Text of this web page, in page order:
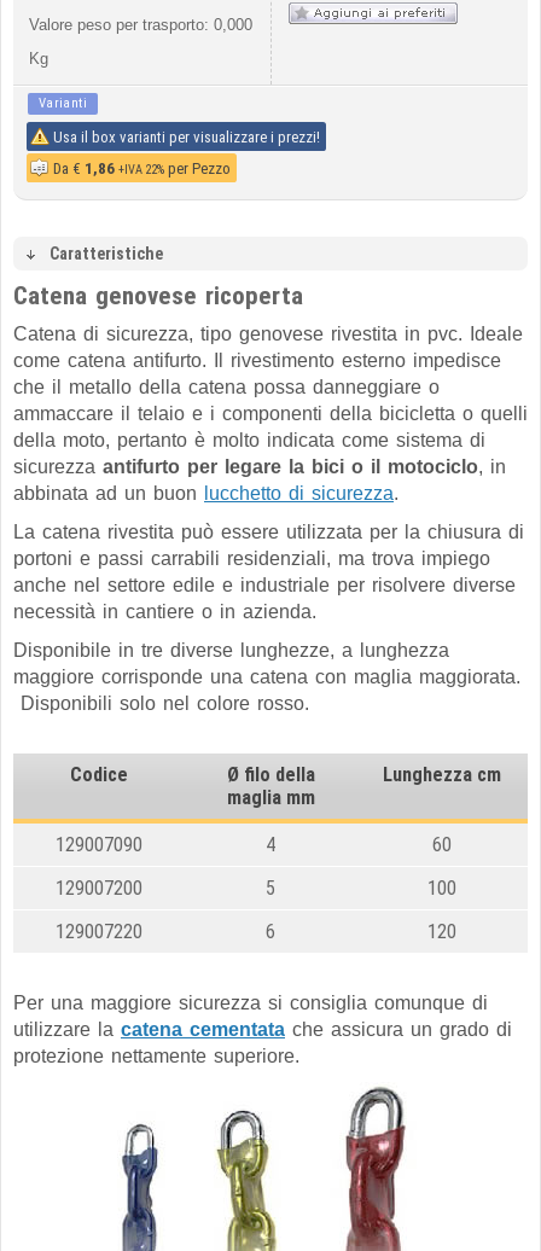
Valore peso per trasporto: 0,000
Kg
Varianti
Usa il box varianti per visualizzare i prezzi!
Da € 1,86 +IVA 22% per Pezzo
Caratteristiche
Catena genovese ricoperta
Catena di sicurezza, tipo genovese rivestita in pvc. Ideale
come catena antifurto. Il rivestimento esterno impedisce
che il metallo della catena possa danneggiare o
ammaccare il telaio e i componenti della bicicletta o quelli
della moto, pertanto è molto indicata come sistema di
sicurezza antifurto per legare la bici o il motociclo, in
abbinata ad un buon
lucchetto di sicurezza.
La catena rivestita può essere utilizzata per la chiusura di
portoni e passi carrabili residenziali, ma trova impiego
anche nel settore edile e industriale per risolvere diverse
necessità in cantiere o in azienda.
Disponibile in tre diverse lunghezze, a lunghezza
maggiore corrisponde una catena con maglia maggiorata.
Disponibili solo nel colore rosso.
Codice
Ø filo della
magliamm
Lunghezza cm
129007090 4
60
129007200
5
100
129007220
6 120
Per una maggiore sicurezza si consiglia comunque di
utilizzare la catena cementata che assicura un grado di
protezione nettamente superiore.